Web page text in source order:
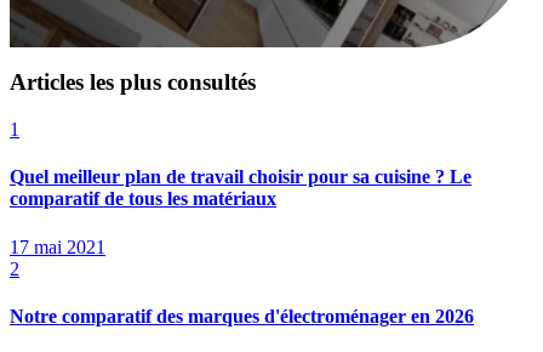
Articles les plus consultés
1
Quel meilleur plan de travail choisir pour sa cuisine ? Le
comparatif de tous les matériaux
17 mai 2021
2
Notre comparatif des marques d'électroménager en 2026